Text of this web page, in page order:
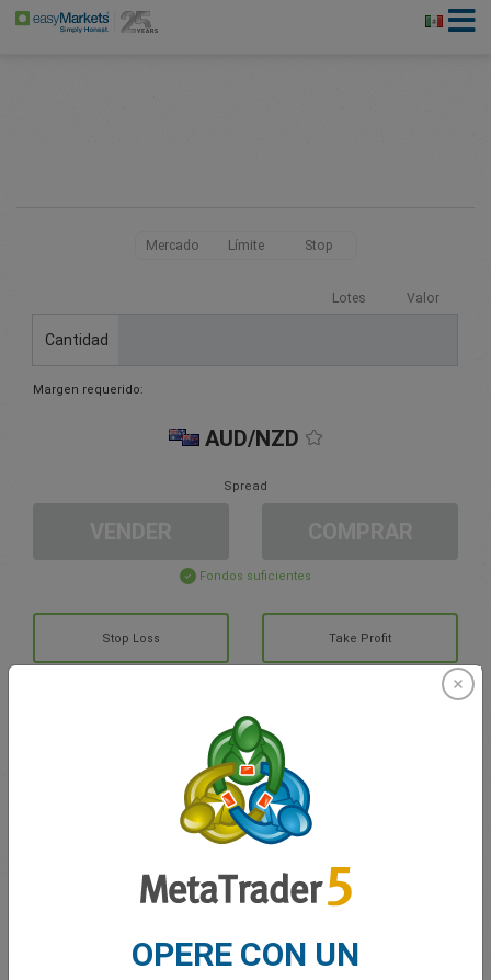
Mercado Límite Stop
Lotes Valor
Cantidad
Margen requerido:
AUD/NZD
Spread
Fondos suficientes
Stop Loss Take Profit
Cree una cuenta de trading
OPERE CON UN